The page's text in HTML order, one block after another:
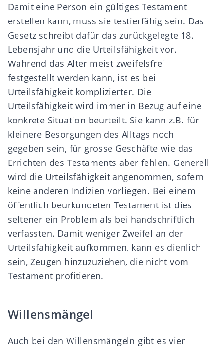
Damit eine Person ein gültiges Testament
erstellen kann, muss sie testierfähig sein. Das
Gesetz schreibt dafür das zurückgelegte 18.
Lebensjahr und die Urteilsfähigkeit vor.
Während das Alter meist zweifelsfrei
festgestellt werden kann, ist es bei
Urteilsfähigkeit komplizierter. Die
Urteilsfähigkeit wird immer in Bezug auf eine
konkrete Situation beurteilt. Sie kann z.B. für
kleinere Besorgungen des Alltags noch
gegeben sein, für grosse Geschäfte wie das
Errichten des Testaments aber fehlen. Generell
wird die Urteilsfähigkeit angenommen, sofern
keine anderen Indizien vorliegen. Bei einem
öffentlich beurkundeten Testament ist dies
seltener ein Problem als bei handschriftlich
verfassten. Damit weniger Zweifel an der
Urteilsfähigkeit aufkommen, kann es dienlich
sein, Zeugen hinzuzuziehen, die nicht vom
Testament profitieren.
Willensmängel
Auch bei den Willensmängeln gibt es vier